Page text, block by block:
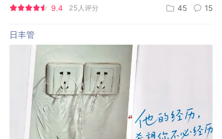
9.4
25人评分 45 15
日丰管